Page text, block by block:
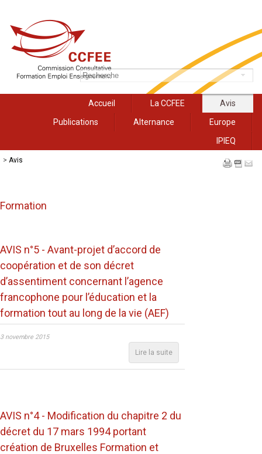
Accueil La CCFEE
Avis
Publications
Alternance
Europe
IPIEQ
> Avis
Formation
AVIS n°5 - Avant-projet d’accord de
coopération et de son décret
d’assentiment concernant l’agence
francophone pour l’éducation et la
formation tout au long de la vie (AEF)
3 novembre 2015
Lire la suite
AVIS n°4 - Modification du chapitre 2 du
décret du 17 mars 1994 portant
création de Bruxelles Formation et